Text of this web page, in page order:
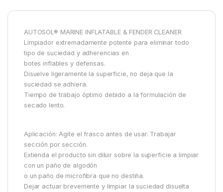
AUTOSOL® MARINE INFLATABLE & FENDER CLEANER
Limpiador extremadamente potente para eliminar todo
tipo de suciedad y adherencias en
botes inflables y defensas.
Disuelve ligeramente la superficie, no deja que la
suciedad se adhiera.
Tiempo de trabajo óptimo debido a la formulación de
secado lento.
Aplicación: Agite el frasco antes de usar. Trabajar
sección por sección.
Extienda el producto sin diluir sobre la superficie a limpiar
con un paño de algodón
o un paño de microfibra que no destiña.
Dejar actuar brevemente y limpiar la suciedad disuelta